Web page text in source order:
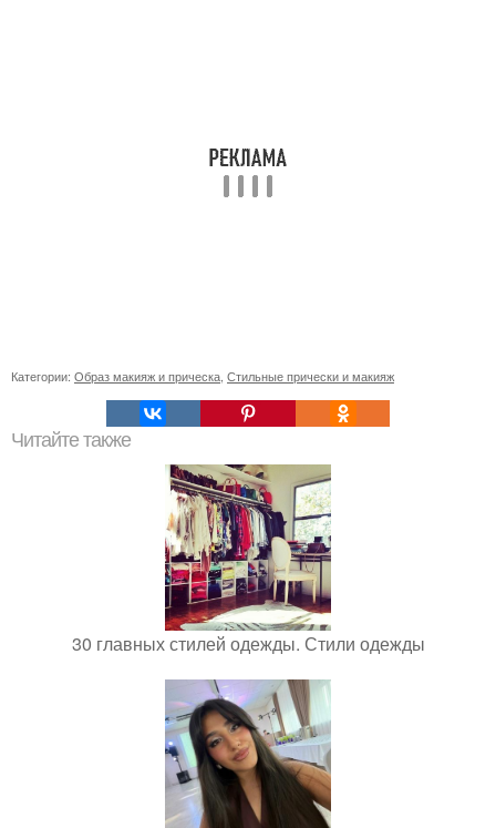
Категории: Образ макияж и прическа Стильные прически и макияж
Читайте также
30 главных стилей одежды. Стили одежды